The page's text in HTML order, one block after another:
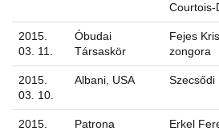
Courtois-
2015.
03. 11.
Óbudai
Társaskör
Fejes
zongora
2015.
03. 10.
Albani, USA Szecsődi
2015.
Patrona
Erkel